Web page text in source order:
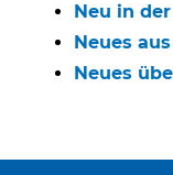
Neu in
Neues
Neues